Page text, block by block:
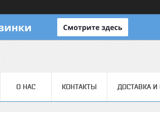
О НАС КОНТАКТЫ ДОСТАВКА И